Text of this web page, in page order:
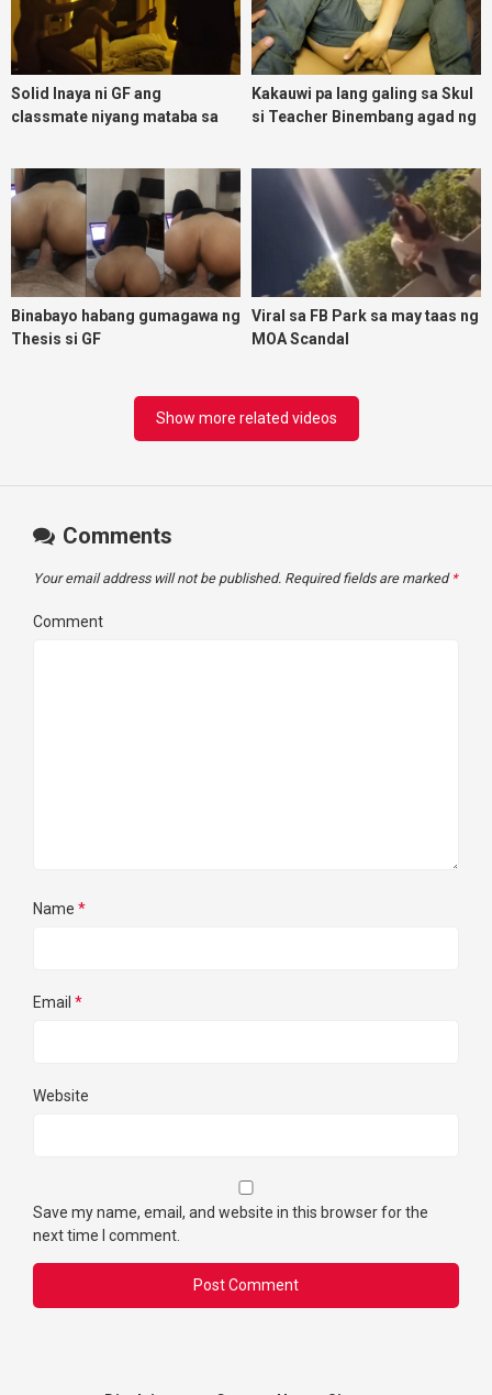
Solid Inaya ni GF ang
classmate niyang mataba sa
Kakauwi pa lang galing sa Skul
si Teacher Binembang agad ng
Binabayo habang gumagawa ng
Thesis si GF
Viral sa FB Park sa may taas ng
MOA Scandal
Show more related videos
Comments
Your email address will not be published. Required fields are marked *
Comment
Name *
Email *
Website
Save my name, email, and website in this browser for the
next time I comment.